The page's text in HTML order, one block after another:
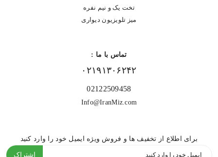
تخت یک و نیم نفره
میز تلویزیون دیواری
تماس با ما :
۰۲۱۹۱۳۰۶۲۴۲
02122509458
Info@IranMiz.com
برای اطلاع از تخفیف ها و فروش ویژه ایمیل خود را وارد کنید
اشتراک